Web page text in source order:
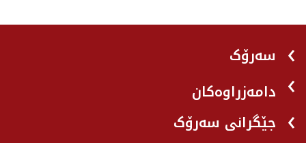
سەرۆک
دامەزراوەکان
جێگرانی سه‌رۆک